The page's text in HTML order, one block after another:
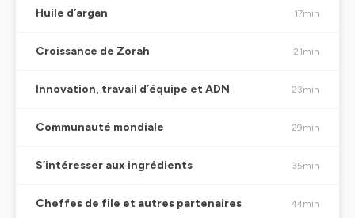
Huile d’argan 17min
Croissance de Zorah 21min
Innovation, travail d’équipe et ADN 23min
Communauté mondiale 29min
S’intéresser aux ingrédients 35min
Cheffes de file et autres partenaires 44min